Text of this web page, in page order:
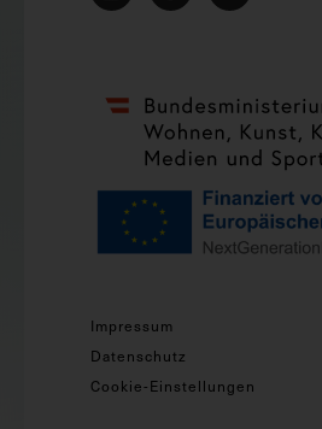
Impressum
Datenschutz
Cookie-Einstellungen